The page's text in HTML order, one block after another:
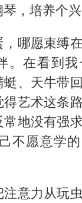
，培养个
哪愿束缚
。在看到
、天牛带
艺术这条
地没有强
不愿意学
注意力从玩